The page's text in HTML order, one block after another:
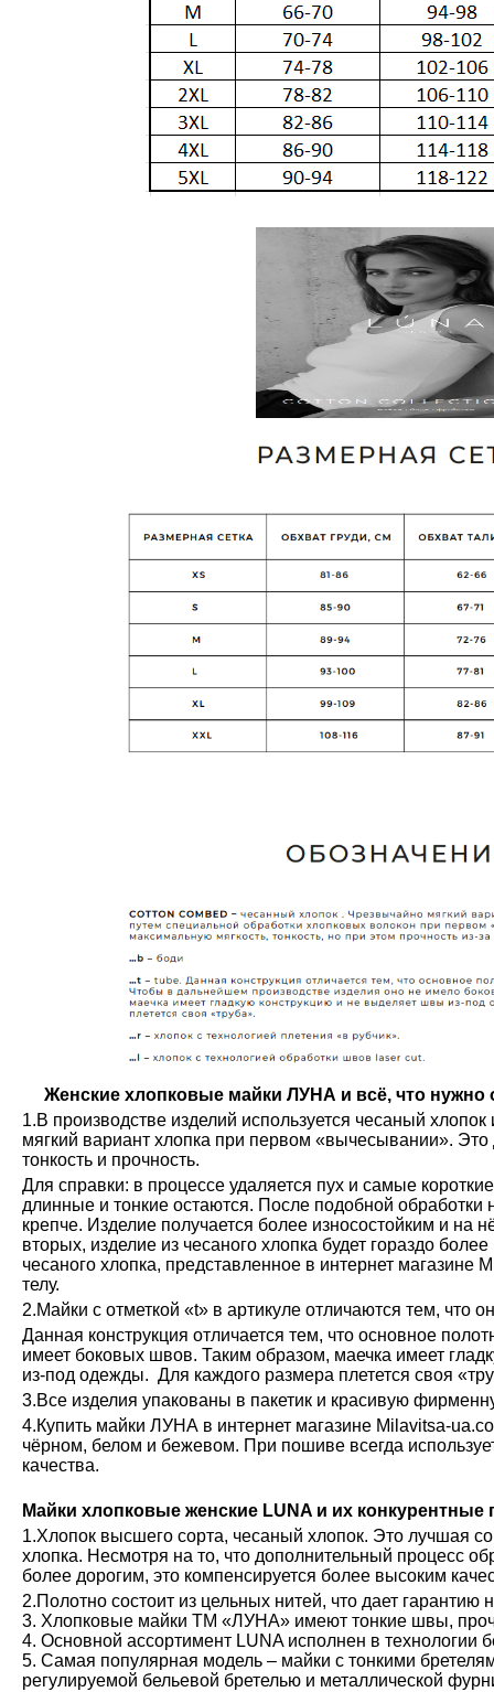
Женские хлопковые майки ЛУНА и всё, что нужно
1.В производстве изделий используется чесаный
мягкий вариант хлопка при первом «вычесывании». Это
тонкость и прочность.
Для справки: в процессе удаляется пух и самые
длинные и тонкие остаются. После подобной обработки
крепче. Изделие получается более износостойким и на
вторых, изделие из чесаного хлопка будет гораздо
чесаного хлопка, представленное в интернет магазине
телу.
2.Майки с отметкой «t» в артикуле отличаются тем, что
Данная конструкция отличается тем, что основное
имеет боковых швов. Таким образом, маечка имеет
из-под одежды. Для каждого размера плетется своя
3.Все изделия упакованы в пакетик и красивую
4.Купить майки ЛУНА в интернет магазине Milavitsa-
чёрном, белом и бежевом. При пошиве всегда
качества.
Майки хлопковые женские LUNA и их конкурентные
1.Хлопок высшего сорта, чесаный хлопок. Это лучшая
хлопка. Несмотря на то, что дополнительный процесс
более дорогим, это компенсируется более высоким
2.Полотно состоит из цельных нитей, что дает гарантию
3. Хлопковые майки ТМ «ЛУНА» имеют тонкие швы,
4. Основной ассортимент LUNA исполнен в технологии
5. Самая популярная модель – майки с тонкими
регулируемой бельевой бретелью и металлической